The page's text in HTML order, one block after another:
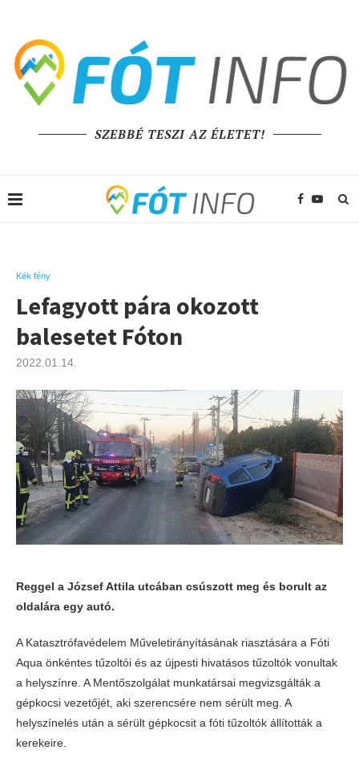
SZEBBÉ TESZI AZ ÉLETET!
Kék fény
Lefagyott pára okozott
balesetet Fóton
2022.01.14.
Reggel a József Attila utcában csúszott meg és borult az
oldalára egy autó.
A Katasztrófavédelem Műveletirányításának riasztására a Fóti
Aqua önkéntes tűzoltói és az újpesti hivatásos tűzoltók vonultak
a helyszínre. A Mentőszolgálat munkatársai megvizsgálták a
gépkocsi vezetőjét, aki szerencsére nem sérült meg. A
helyszínelés után a sérült gépkocsit a fóti tűzoltók állították a
kerekeire.